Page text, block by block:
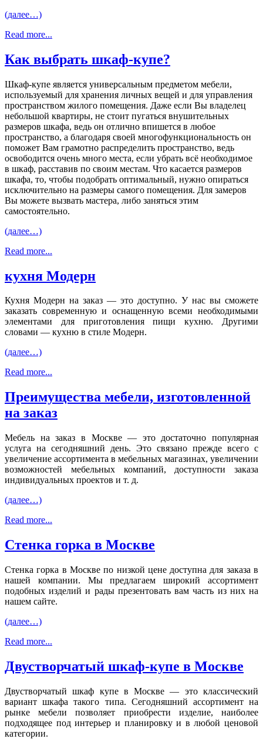
(далее…)
Read more...
Как выбрать шкаф-купе?
Шкаф-купе является универсальным предметом мебели,
используемый для хранения личных вещей и для управления
пространством жилого помещения. Даже если Вы владелец
небольшой квартиры, не стоит пугаться внушительных
размеров шкафа, ведь он отлично впишется в любое
пространство, а благодаря своей многофункциональность он
поможет Вам грамотно распределить пространство, ведь
освободится очень много места, если убрать всё необходимое
в шкаф, расставив по своим местам. Что касается размеров
шкафа, то, чтобы подобрать оптимальный, нужно опираться
исключительно на размеры самого помещения. Для замеров
Вы можете вызвать мастера, либо заняться этим
самостоятельно.
(далее…)
Read more...
кухня Модерн
Кухня Модерн на заказ — это доступно. У нас вы сможете
заказать современную и оснащенную всеми необходимыми
элементами для приготовления пищи кухню. Другими
словами — кухню в стиле Модерн.
(далее…)
Read more...
Преимущества мебели, изготовленной
на заказ
Мебель на заказ в Москве — это достаточно популярная
услуга на сегодняшний день. Это связано прежде всего с
увеличение ассортимента в мебельных магазинах, увеличении
возможностей мебельных компаний, доступности заказа
индивидуальных проектов и т. д.
(далее…)
Read more...
Стенка горка в Москве
Стенка горка в Москве по низкой цене доступна для заказа в
нашей компании. Мы предлагаем широкий ассортимент
подобных изделий и рады презентовать вам часть из них на
нашем сайте.
(далее…)
Read more...
Двустворчатый шкаф-купе в Москве
Двустворчатый шкаф купе в Москве — это классический
вариант шкафа такого типа. Сегодняшний ассортимент на
рынке мебели позволяет приобрести изделие, наиболее
подходящее под интерьер и планировку и в любой ценовой
категории.